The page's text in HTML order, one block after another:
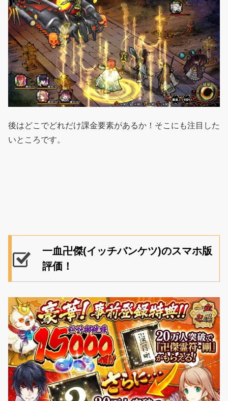
後はどこでどれだけ課金要素があるか！そこにも注目した
いところです。
一血卍傑(イッチバンケツ)のスマホ版
評価！